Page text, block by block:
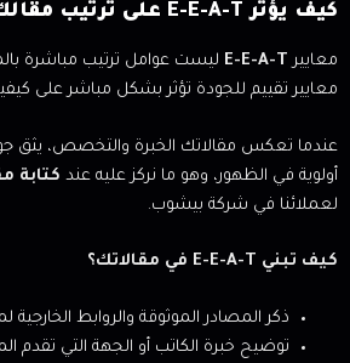
كيف يؤثر E-E-A-T على ترتيب مقالك؟
معايير E-E-A-T ليست عوامل ترتيب مباشرة
معايير تقييم للجودة تؤثر بشكل مباشر على
عندما تعكس مقالاتك الخبرة والتخصص، يثق
أولوية في الظهور، وهو ما نركز عليه عند كتابة
لعملائنا في شركة بيشوب.
كيف تبني E-E-A-T في مقالاتك؟
ذكر المصادر الموثوقة والروابط
توضيح خبرة الكاتب أو الجهة التي تقدم